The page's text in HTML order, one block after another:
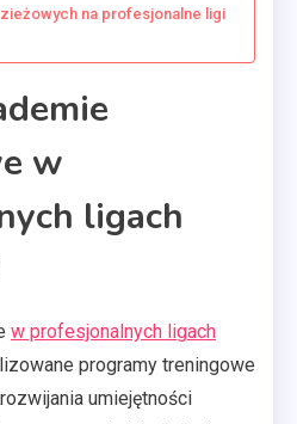
na profesjonalne ligi
w
ligach
w profesjonalnych ligach
programy treningowe
umiejętności